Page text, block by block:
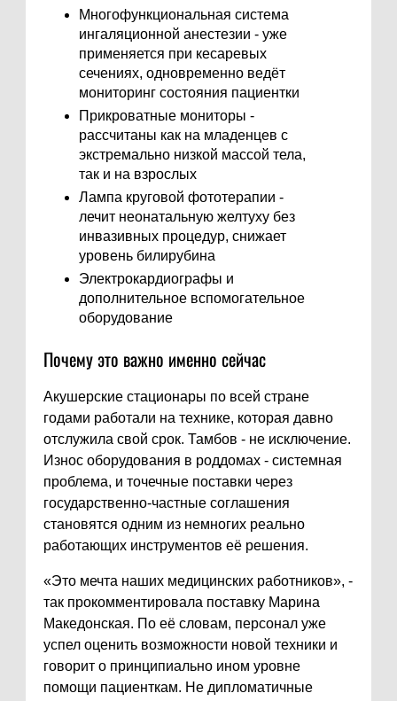
Многофункциональная система
ингаляционной анестезии - уже
применяется при кесаревых
сечениях, одновременно ведёт
мониторинг состояния пациентки
Прикроватные мониторы -
рассчитаны как на младенцев с
экстремально низкой массой тела,
так и на взрослых
Лампа круговой фототерапии -
лечит неонатальную желтуху без
инвазивных процедур, снижает
уровень билирубина
Электрокардиографы и
дополнительное вспомогательное
оборудование
Почему это важно именно сейчас
Акушерские стационары по всей стране
годами работали на технике, которая давно
отслужила свой срок. Тамбов - не исключение.
Износ оборудования в роддомах - системная
проблема, и точечные поставки через
государственно-частные соглашения
становятся одним из немногих реально
работающих инструментов её решения.
«Это мечта наших медицинских работников», -
так прокомментировала поставку Марина
Македонская. По её словам, персонал уже
успел оценить возможности новой техники и
говорит о принципиально ином уровне
помощи пациенткам. Не дипломатичные